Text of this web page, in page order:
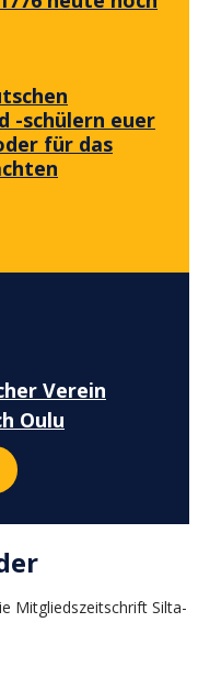
-schülern euer
für das
Verein
Oulu
Mitgliedszeitschrift Silta-